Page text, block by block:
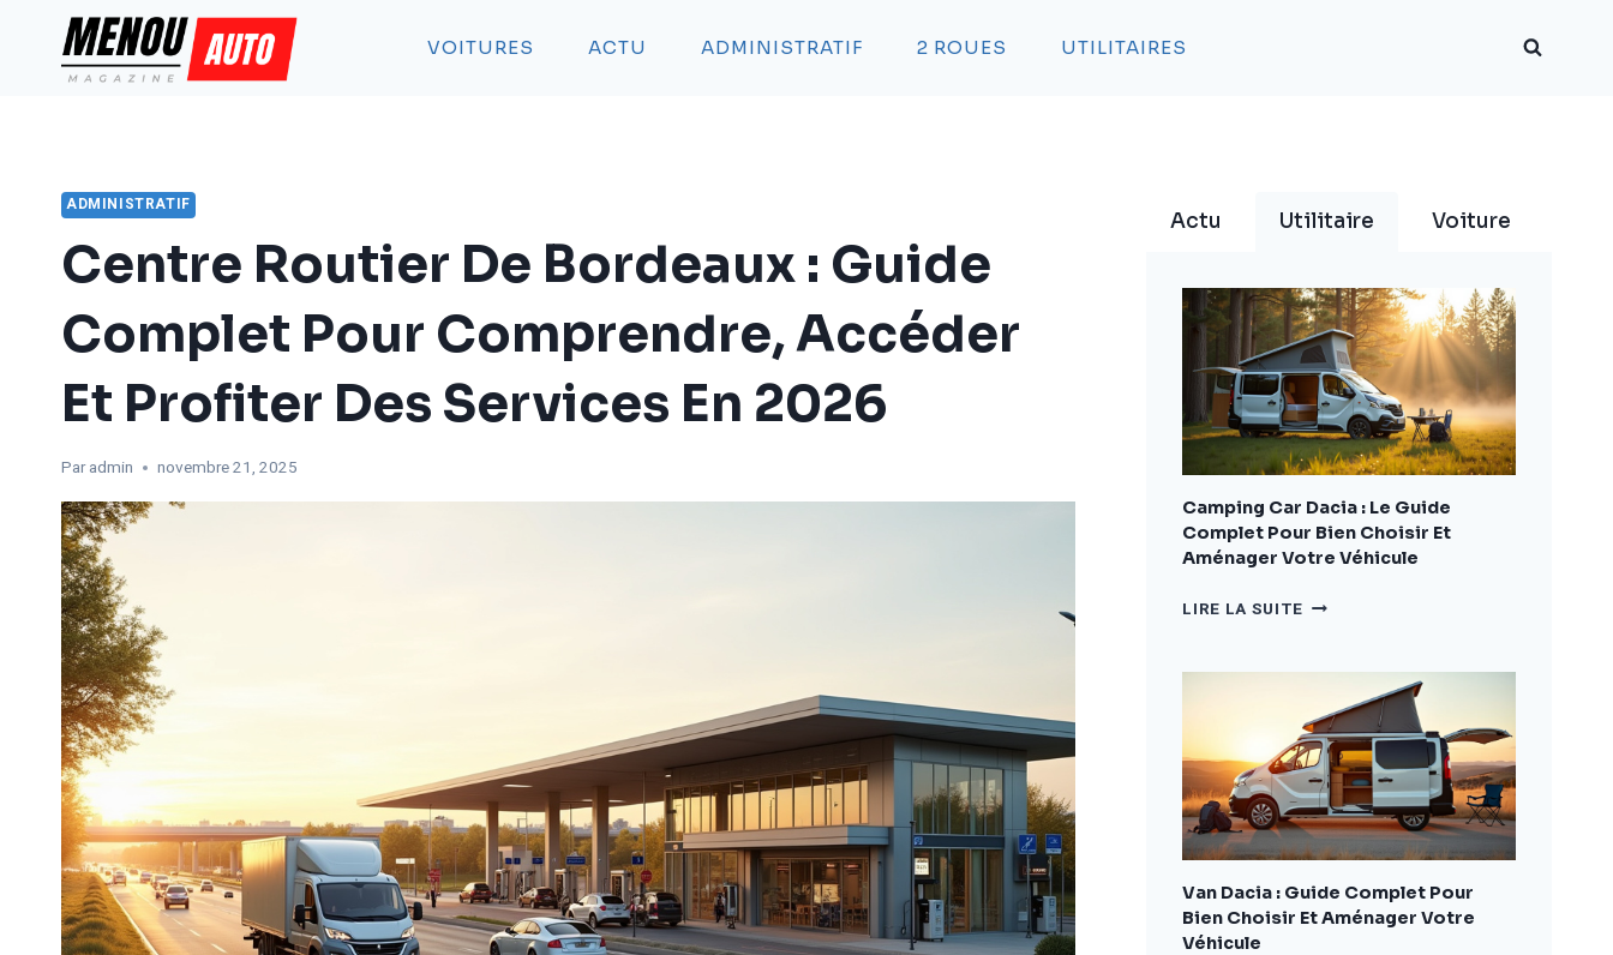
contenu
VOITURES ACTU ADMINISTRATIF 2 ROUES UTILITAIRES
ADMINISTRATIF
Centre Routier De Bordeaux : Guide
Complet Pour Comprendre, Accéder
Et Profiter Des Services En 2026
Par admin novembre 21, 2025
Actu Utilitaire Voiture
Camping Car Dacia : Le Guide
Complet Pour Bien Choisir Et
Aménager Votre Véhicule
LIRE LA SUITECAMPING
:
GUIDE
COMPLET
POUR
BIEN
CHOISIR
ET
AMÉNAGER
VOTRE
VÉHICULE
Van Dacia : Guide Complet Pour
Bien Choisir Et Aménager Votre
Véhicule